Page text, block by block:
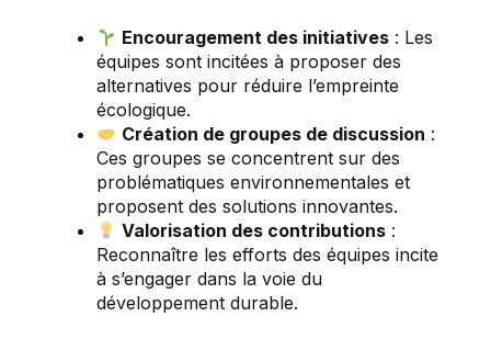
Encouragement des initiatives : Les
équipes sont incitées à proposer des
alternatives pour réduire l’empreinte
écologique.
Création de groupes de discussion :
Ces groupes se concentrent sur des
problématiques environnementales et
proposent des solutions innovantes.
Valorisation des contributions :
Reconnaître les efforts des équipes incite
à s’engager dans la voie du
développement durable.